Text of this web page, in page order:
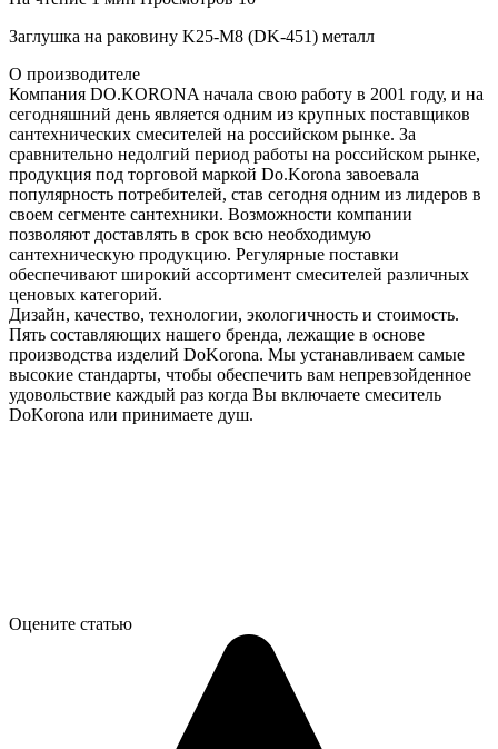
Заглушка на раковину K25-M8 (DK-451) металл
О производителе
Компания DO.KORONA начала свою работу в 2001 году, и на
сегодняшний день является одним из крупных поставщиков
сантехнических смесителей на российском рынке. За
сравнительно недолгий период работы на российском рынке,
продукция под торговой маркой Do.Korona завоевала
популярность потребителей, став сегодня одним из лидеров в
своем сегменте сантехники. Возможности компании
позволяют доставлять в срок всю необходимую
сантехническую продукцию. Регулярные поставки
обеспечивают широкий ассортимент смесителей различных
ценовых категорий.
Дизайн, качество, технологии, экологичность и стоимость.
Пять составляющих нашего бренда, лежащие в основе
производства изделий DoKorona. Мы устанавливаем самые
высокие стандарты, чтобы обеспечить вам непревзойденное
удовольствие каждый раз когда Вы включаете смеситель
DoKorona или принимаете душ.
Оцените статью